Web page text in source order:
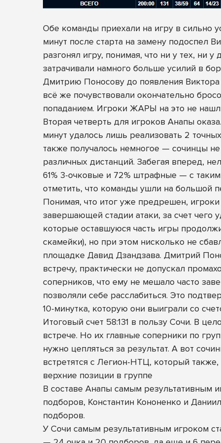
Обе команды приехали на игру в сильно
минут после старта на замену
разгонял игру, понимая, что ни у тех, ни
затрачивали намного больше усилий в
Дмитрию Поносову до появления
всё же почувствовали окончательно
попаданием. Игроки ЖАРЫ на это не
Вторая четверть для игроков Анапы
минут удалось лишь реализовать 2
также получалось немногое — сочинцы
различных дистанций. Забегая вперед,
61% 3-очковые и 72% штрафные — с
отметить, что команды ушли на большой
Понимая, что итог уже предрешен,
завершающей стадии атаки, за счет чего
которые оставшуюся часть игры
скамейки), но при этом нисколько не
площадке Давид Дзандзава. Дмитрий
встречу, практически не допускал
соперников, что ему не мешало часто
позволяли себе расслабиться. Это
10-минутка, которую они выиграли со
Итоговый счет 58:131 в пользу Сочи. В
встрече. Но их главные соперники по
нужно цепляться за результат. А вот
встретятся с Легион-НТЦ, который
верхние позиции в группе
В составе Анапы самым результативным
подборов, Константин Кононенко и
подборов.
У Сочи самым результативным игроком